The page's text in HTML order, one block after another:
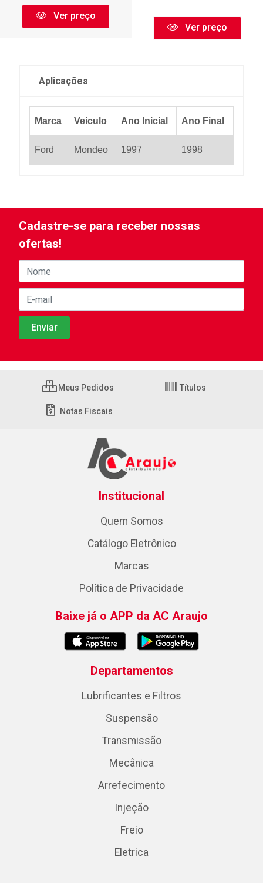
Ver preço
Ver preço
Aplicações
Marca Veiculo Ano Inicial Ano Final
Ford Mondeo 1997 1998
Cadastre-se para receber nossas
ofertas!
Meus Pedidos Títulos
Notas Fiscais
Institucional
Quem Somos
Catálogo Eletrônico
Marcas
Política de Privacidade
Baixe já o APP da AC Araujo
Departamentos
Lubrificantes e Filtros
Suspensão
Transmissão
Mecânica
Arrefecimento
Injeção
Freio
Eletrica